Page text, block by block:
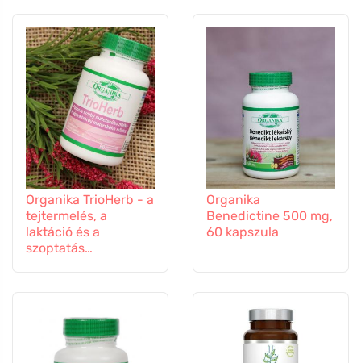
Organika TrioHerb - a
tejtermelés, a
laktáció és a
szoptatás
Organika
Benedictine 500 mg,
60 kapszula